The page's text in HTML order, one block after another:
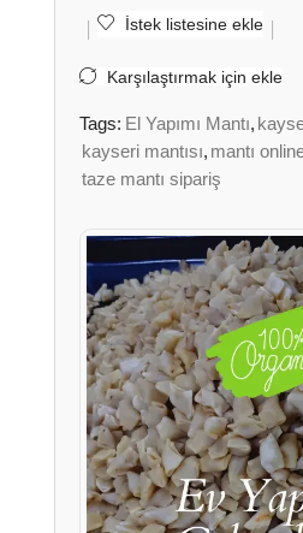
İstek listesine ekle
Karşılaştırmak için ekle
Tags: El Yapımı Mantı,
kayseri mantısı, mantı
taze mantı sipariş